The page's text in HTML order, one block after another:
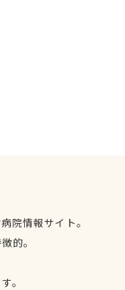
院情報サイト。
的。
。